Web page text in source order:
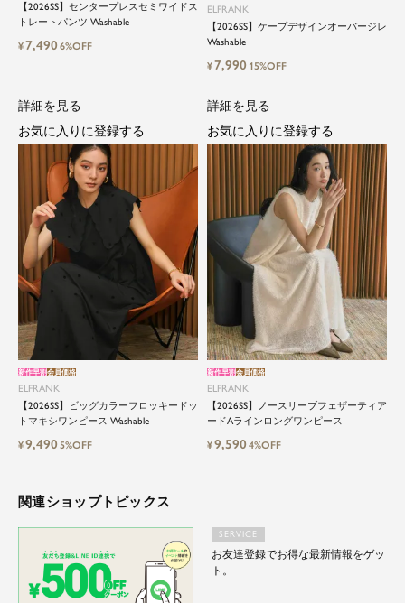
ElegantとFrankをテーマに、時代を超
えて愛されるアイテムを
さくさ」をバランスよく取り入れた、大人のため
のカジュアルブランドです。
毎日の中に自然と取り入れたくなる、でもどこか
目を引く。そんな日常と特別の間を行き来するス
タイルを提案しています。
【2026SS】センタープレスセミワイドス
トレートパンツ Washable
¥7,4906%OFF
ELFRANK
【2026SS】ケープデザインオーバージレ
Washable
¥7,990 15%OFF
ELFRANK
【2026SS】ビッグカラーフロッキードッ
トマキシワンピース Washable
新作早割会員価格
¥9,4905%OFF
詳細を見る
お気に入りに登録する
ELFRANK
【2026SS】ノースリーブフェザーティア
ードAラインロングワンピース
新作早割会員価格
¥9,5904%OFF
詳細を見る
お気に入りに登録する
関連ショップトピックス
SERVICE
お友達登録でお得な最新情報をゲッ
ト。